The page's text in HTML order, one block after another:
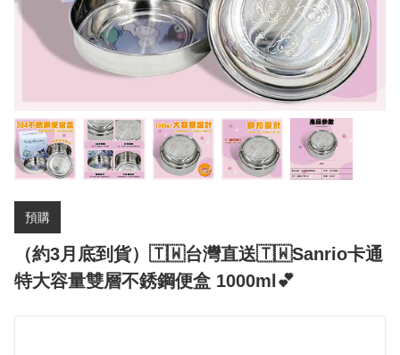
預購
（約3月底到貨）🇹🇼台灣直送🇹🇼Sanrio卡通
特大容量雙層不銹鋼便盒 1000ml💕